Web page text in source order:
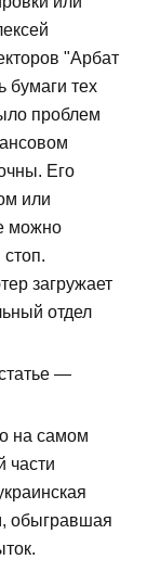
"Арбат
бумаги тех
проблем
Его
или
можно
загружает
отдел
—
на самом
части
обыгравшая